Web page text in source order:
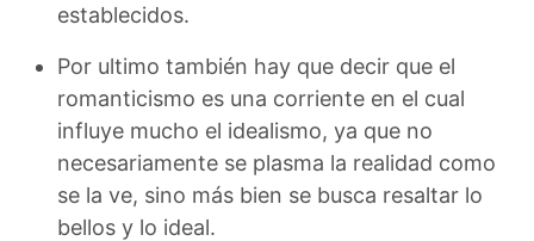
establecidos.
Por ultimo también hay que decir que el
romanticismo es una corriente en el cual
influye mucho el idealismo, ya que no
necesariamente se plasma la realidad como
se la ve, sino más bien se busca resaltar lo
bellos y lo ideal.